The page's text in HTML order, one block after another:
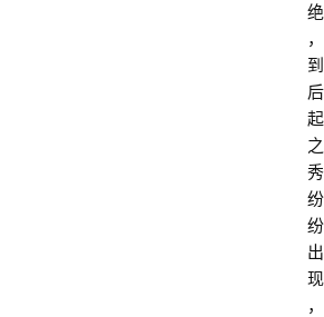
绝
，
到
后
起
之
秀
纷
纷
出
现
，